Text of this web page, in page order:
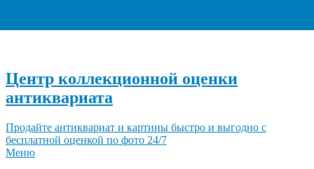
Центр коллекционной оценки
антиквариата
Продайте антиквариат и картины быстро и выгодно с
бесплатной оценкой по фото 24/7
Меню